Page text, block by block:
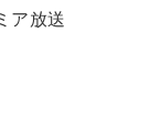
ア放送